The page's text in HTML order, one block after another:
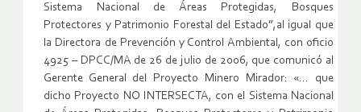
Sistema Nacional de Áreas Protegidas, Bosques
Protectores y Patrimonio Forestal del Estado”,al igual que
la Directora de Prevención y Control Ambiental, con oficio
4925 – DPCC/MA de 26 de julio de 2006, que comunicó al
Gerente General del Proyecto Minero Mirador: «… que
dicho Proyecto NO INTERSECTA, con el Sistema Nacional